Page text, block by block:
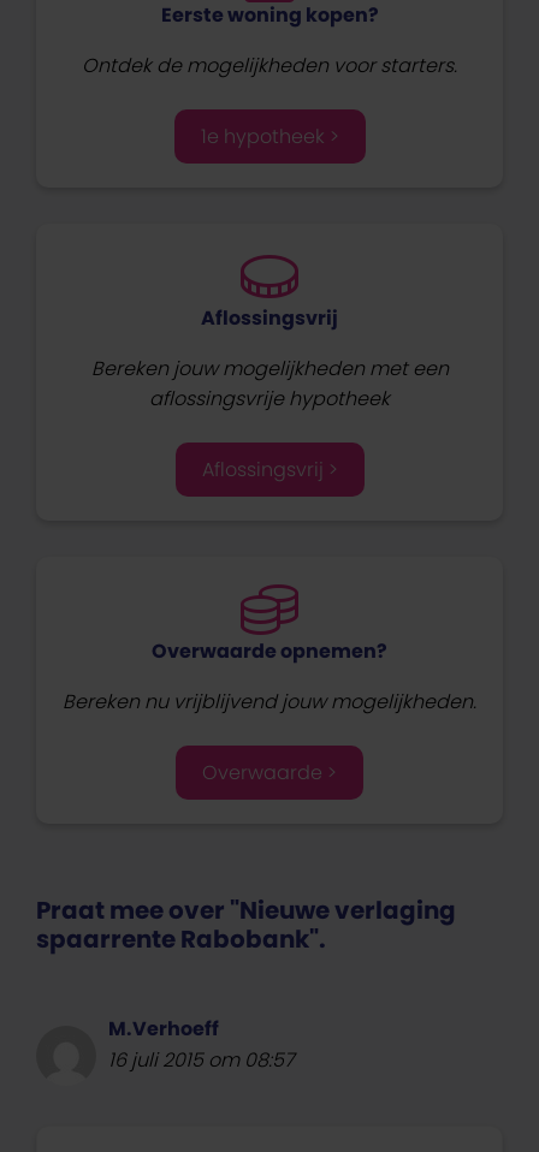
Eerste woning kopen?
Ontdek de mogelijkheden voor starters.
1e hypotheek >
Aflossingsvrij
Bereken jouw mogelijkheden met een
aflossingsvrije hypotheek
Aflossingsvrij >
Overwaarde opnemen?
Bereken nu vrijblijvend jouw mogelijkheden.
Overwaarde >
Praat mee over "Nieuwe verlaging
spaarrente Rabobank".
M.Verhoeff
16 juli 2015 om 08:57